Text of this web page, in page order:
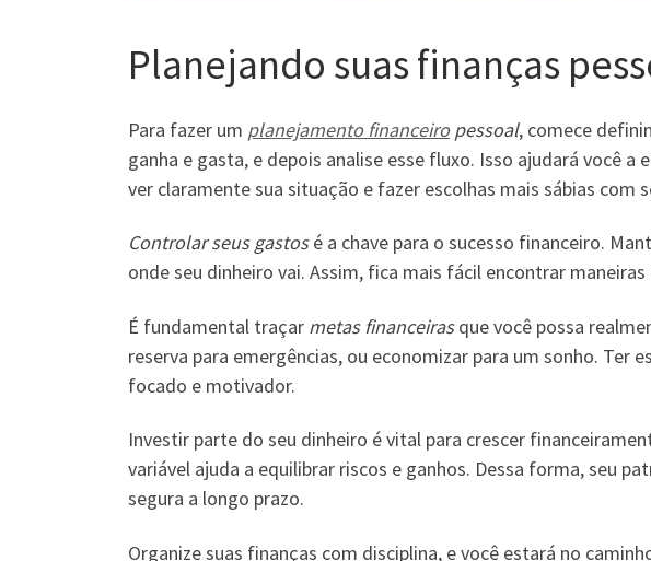
Planejando suas finanças
Para fazer um planejamento financeiropessoal, comece
ganha e gasta, e depois analise esse fluxo. Isso ajudará você
ver claramente sua situação e fazer escolhas mais sábias com
Controlar seus gastosé a chave para o sucesso financeiro.
onde seu dinheiro vai. Assim, fica mais fácil encontrar
É fundamental traçar metas financeirasque você possa
reserva para emergências, ou economizar para um sonho. Ter
focado e motivador.
Investir parte do seu dinheiro é vital para crescer
variável ajuda a equilibrar riscos e ganhos. Dessa forma, seu
segura a longo prazo.
Organize suas finanças com disciplina, e você estará no